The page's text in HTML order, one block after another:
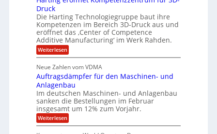
l
t
6
5
M
i
l
l
i
o
n
e
n
g
i
n
e
e
r
i
n
g
f
ü
r
V
r
s
i
o
n
3
.
2
e
n
i
m
m
t
A
p
s
o
l
u
t
S
a
u
e
r
e
s
i
g
w
i
r
d
C
h
i
Druck
Die Harting Technologiegruppe baut ihre
Kompetenzen im Bereich 3D-Druck aus und
eröffnet das ‚Center of Competence
Additive Manufacturing‘ im Werk Rahden.
Weiterlesen:
H
r
t
i
n
g
e
r
ö
f
Neue Zahlen vom VDMA
Auftragsdämpfer für den Maschinen- und
Anlagenbau
Im deutschen Maschinen- und Anlagenbau
sanken die Bestellungen im Februar
insgesamt um 12% zum Vorjahr.
Weiterlesen:
A